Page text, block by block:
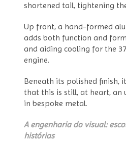
shortened tail, tightening
Up front, a hand-formed
adds both function and
and aiding cooling for the
engine.
Beneath its polished finish,
that this is still, at heart, an
in bespoke metal.
A engenharia do visual:
histórias